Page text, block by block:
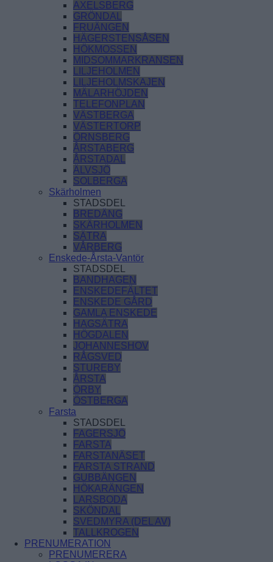
AXELSBERG
GRÖNDAL
FRUÄNGEN
HÄGERSTENSÅSEN
HÖKMOSSEN
MIDSOMMARKRANSEN
LILJEHOLMEN
LILJEHOLMSKAJEN
MÄLARHÖJDEN
TELEFONPLAN
VÄSTBERGA
VÄSTERTORP
ÖRNSBERG
ÅRSTABERG
ÅRSTADAL
ÄLVSJÖ
SOLBERGA
Skärholmen
STADSDEL
BREDÄNG
SKÄRHOLMEN
SÄTRA
VÅRBERG
Enskede-Årsta-Vantör
STADSDEL
BANDHAGEN
ENSKEDEFÄLTET
ENSKEDE GÅRD
GAMLA ENSKEDE
HAGSÄTRA
HÖGDALEN
JOHANNESHOV
RÅGSVED
STUREBY
ÅRSTA
ÖRBY
ÖSTBERGA
Farsta
STADSDEL
FAGERSJÖ
FARSTA
FARSTANÄSET
FARSTA STRAND
GUBBÄNGEN
HÖKARÄNGEN
LARSBODA
SKÖNDAL
SVEDMYRA (DEL AV)
TALLKROGEN
PRENUMERATION
PRENUMERERA